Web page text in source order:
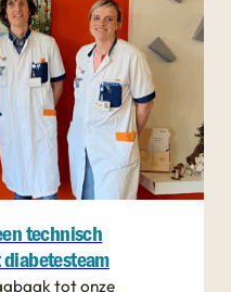
technisch
tot onze